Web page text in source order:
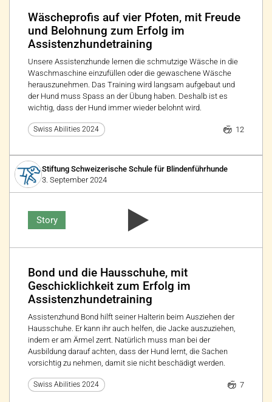
Wäscheprofis auf vier Pfoten, mit Freude
und Belohnung zum Erfolg im
Assistenzhundetraining
Unsere Assistenzhunde lernen die schmutzige Wäsche in die
Waschmaschine einzufüllen oder die gewaschene Wäsche
herauszunehmen. Das Training wird langsam aufgebaut und
der Hund muss Spass an der Übung haben. Deshalb ist es
wichtig, dass der Hund immer wieder belohnt wird.
Swiss Abilities 2024 12
Stiftung Schweizerische Schule für Blindenführhunde
3. September 2024
Story
Bond und die Hausschuhe, mit
Geschicklichkeit zum Erfolg im
Assistenzhundetraining
Assistenzhund Bond hilft seiner Halterin beim Ausziehen der
Hausschuhe. Er kann ihr auch helfen, die Jacke auszuziehen,
indem er am Ärmel zerrt. Natürlich muss man bei der
Ausbildung darauf achten, dass der Hund lernt, die Sachen
vorsichtig zu nehmen, damit sie nicht beschädigt werden.
Swiss Abilities 2024 7